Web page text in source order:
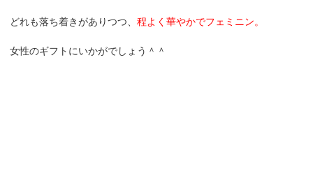
どれも落ち着きがありつつ、程よく華やかでフェミニン。
女性のギフトにいかがでしょう＾＾